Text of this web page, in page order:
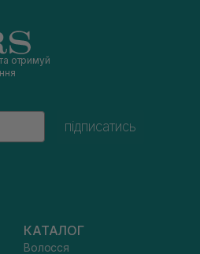
отримуй
підписатись
КАТАЛОГ
Волосся